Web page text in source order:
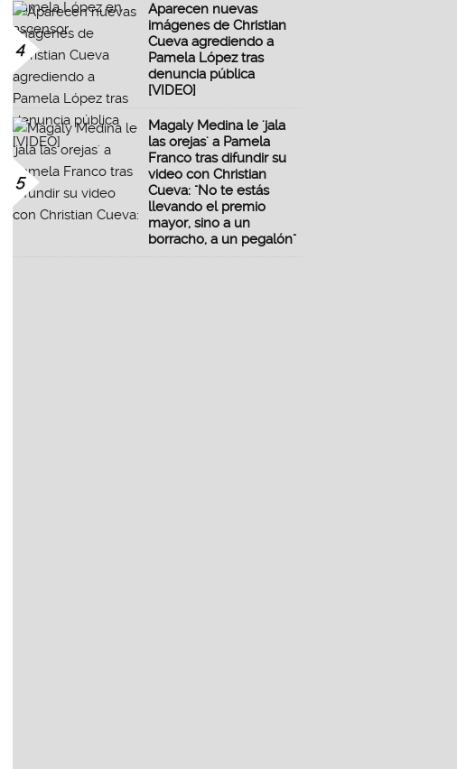
4
Aparecen nuevas
imágenes de Christian
Cueva agrediendo a
Pamela López tras
denuncia pública
[VIDEO]
5
Magaly Medina le 'jala
las orejas' a Pamela
Franco tras difundir su
video con Christian
Cueva: "No te estás
llevando el premio
mayor, sino a un
borracho, a un pegalón"